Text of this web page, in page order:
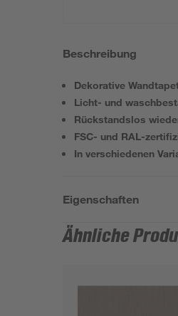
Beschreibung
Dekorative
Licht- und
Rückstandslos
FSC- und RAL-
In verschiedenen
Eigenschaften
Ähnliche